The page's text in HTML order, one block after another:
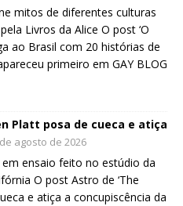
mitos de diferentes culturas
Livros da Alice O post ‘O
ao Brasil com 20 histórias de
primeiro em GAY BLOG
Platt posa de cueca e atiça
agosto de 2026
ensaio feito no estúdio da
O post Astro de ‘The
e atiça a concupiscência da